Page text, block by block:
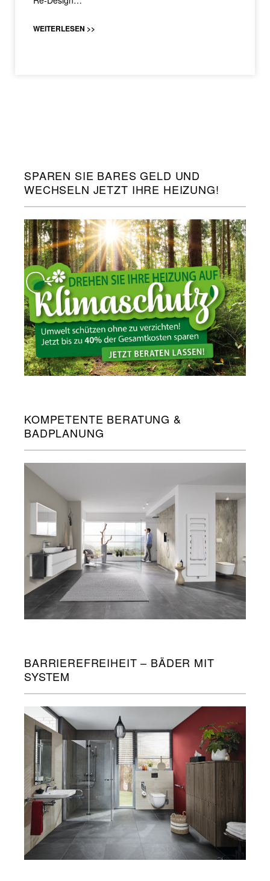
WEITERLESEN >>
SPAREN SIE BARES GELD UND
WECHSELN JETZT IHRE HEIZUNG!
KOMPETENTE BERATUNG &
BADPLANUNG
BARRIEREFREIHEIT – BÄDER MIT
SYSTEM